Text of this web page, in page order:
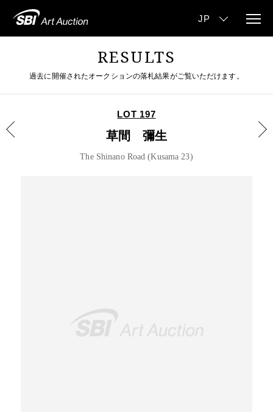
RESULTS
過去に開催されたオークションの落札結果がご覧いただけます。
LOT 197
草間 彌生
The Shinano Road (Kusama 23)